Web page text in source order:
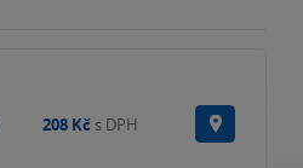
208 Kč s DPH